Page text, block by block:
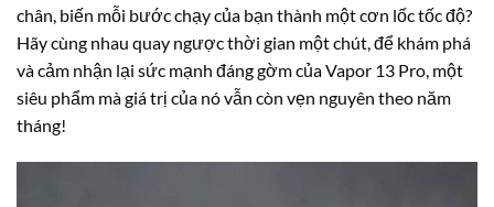
chân, biến mỗi bước chạy của bạn thành một cơn lốc tốc độ?
Hãy cùng nhau quay ngược thời gian một chút, để khám phá
và cảm nhận lại sức mạnh đáng gờm của Vapor 13 Pro, một
siêu phẩm mà giá trị của nó vẫn còn vẹn nguyên theo năm
tháng!